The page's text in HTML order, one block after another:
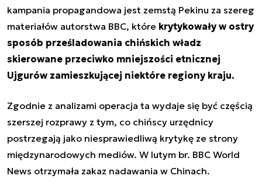
kampania propagandowa jest zemstą Pekinu za szereg
materiałów autorstwa BBC, które krytykowały w ostry
sposób prześladowania chińskich władz
skierowane przeciwko mniejszości etnicznej
Ujgurów zamieszkującej niektóre regiony kraju.
Zgodnie z analizami operacja ta wydaje się być częścią
szerszej rozprawy z tym, co chińscy urzędnicy
postrzegają jako niesprawiedliwą krytykę ze strony
międzynarodowych mediów. W lutym br. BBC World
News otrzymała zakaz nadawania w Chinach.